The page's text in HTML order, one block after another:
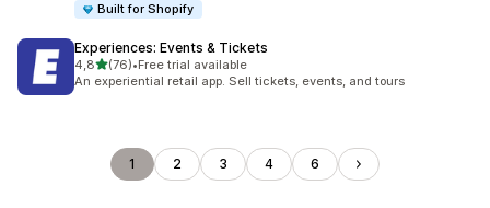
Built for Shopify
Experiences: Events & Tickets
4,8z 5 hvězd
(76)
Celkový počet recenzí: 76
•Free trial available
An experiential retail app. Sell tickets, events, and tours
1 2 3 4 6